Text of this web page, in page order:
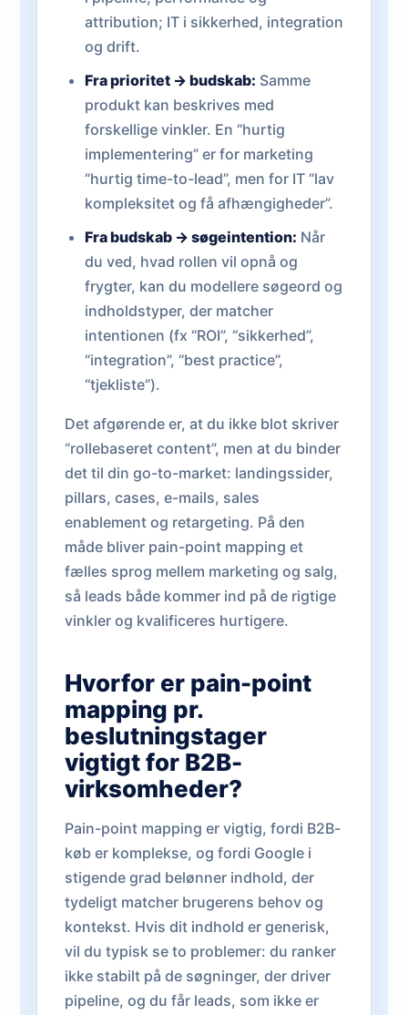
attribution; IT i sikkerhed, integration
og drift.
Fra prioritet → budskab: Samme
produkt kan beskrives med
forskellige vinkler. En “hurtig
implementering” er for marketing
“hurtig time-to-lead”, men for IT “lav
kompleksitet og få afhængigheder”.
Fra budskab → søgeintention: Når
du ved, hvad rollen vil opnå og
frygter, kan du modellere søgeord og
indholdstyper, der matcher
intentionen (fx “ROI”, “sikkerhed”,
“integration”, “best practice”,
“tjekliste”).
Det afgørende er, at du ikke blot skriver
“rollebaseret content”, men at du binder
det til din go-to-market: landingssider,
pillars, cases, e-mails, sales
enablement og retargeting. På den
måde bliver pain-point mapping et
fælles sprog mellem marketing og salg,
så leads både kommer ind på de rigtige
vinkler og kvalificeres hurtigere.
Hvorfor er pain-point
mapping pr.
beslutningstager
vigtigt for B2B-
virksomheder?
Pain-point mapping er vigtig, fordi B2B-
køb er komplekse, og fordi Google i
stigende grad belønner indhold, der
tydeligt matcher brugerens behov og
kontekst. Hvis dit indhold er generisk,
vil du typisk se to problemer: du ranker
ikke stabilt på de søgninger, der driver
pipeline, og du får leads, som ikke er